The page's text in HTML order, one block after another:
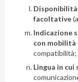
facoltative
Indicazione
con
compatibilità;
Lingua in